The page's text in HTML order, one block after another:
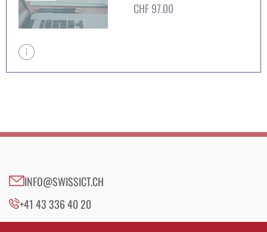
CHF97.00
INFO@SWISSICT.CH
+41 43 336 40 20
SWISSICT